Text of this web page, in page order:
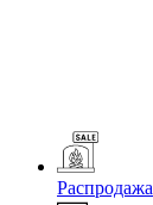
Распродажа